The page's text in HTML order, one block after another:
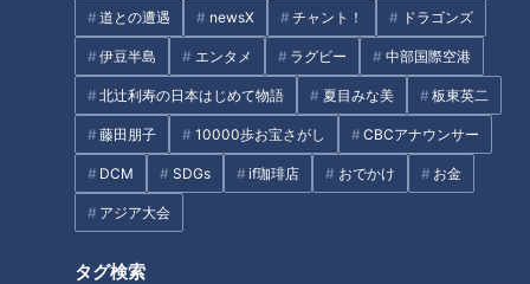
道との遭遇 newsX チャント！ ドラゴンズ
伊豆半島 エンタメ ラグビー 中部国際空港
北辻利寿の日本はじめて物語 夏目みな美 板東英二
藤田朋子 10000歩お宝さがし CBCアナウンサー
DCM SDGs if珈琲店 おでかけ お金
アジア大会
タグ検索
高性能カメラで見る“地下の世
界”とは？社員の声から生まれた
職場改革も…三重・四日市市
の“水インフラ”最前線に密着
築60年の古民家を約160万円で
購入！移住夫婦が三重・名張市
で挑む“夢のお店づくり”の裏側
タグ